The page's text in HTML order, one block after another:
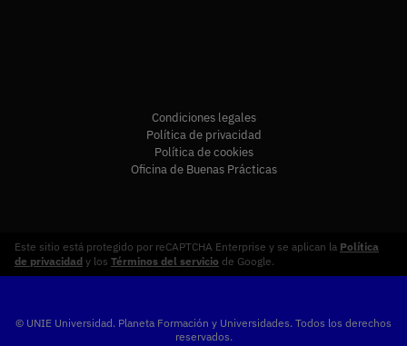
Condiciones legales
Política de privacidad
Política de cookies
Oficina de Buenas Prácticas
Este sitio está protegido por reCAPTCHA Enterprise y se aplican la Política
de privacidad y los Términos del servicio de Google.
© UNIE Universidad. Planeta Formación y Universidades. Todos los derechos
reservados.